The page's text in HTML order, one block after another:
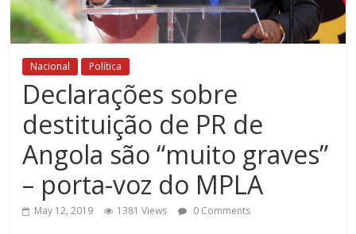
Nacional Política
Declarações sobre
destituição de PR de
Angola são “muito graves”
– porta-voz do MPLA
May 12, 2019 1381 Views 0 Comments